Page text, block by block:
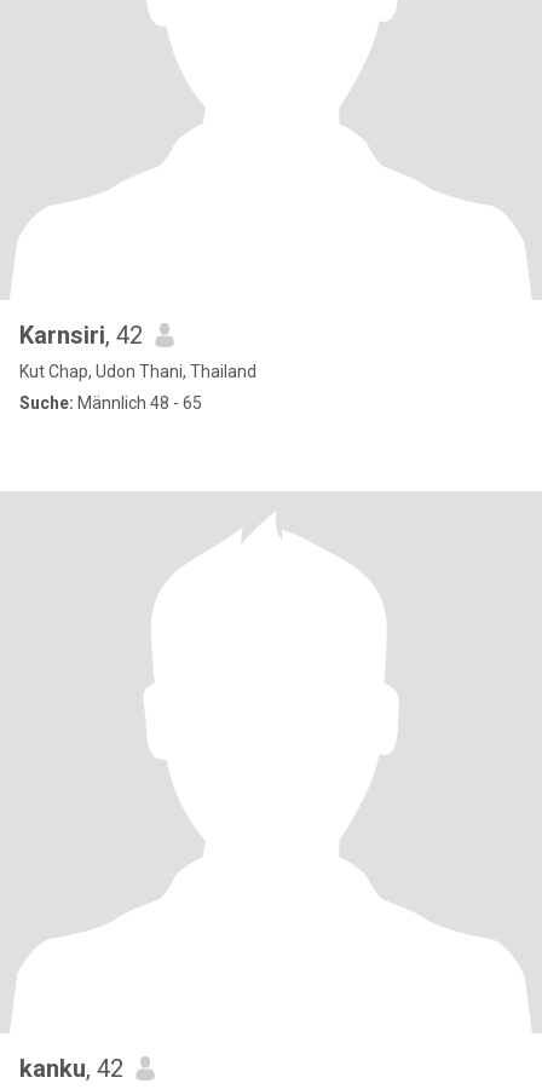
Karnsiri, 42
Kut Chap, Udon Thani, Thailand
Suche: Männlich 48 - 65
kanku, 42